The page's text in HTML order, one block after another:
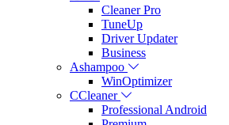
Cleaner Pro
TuneUp
Driver Updater
Business
Ashampoo
WinOptimizer
CCleaner
Professional Android